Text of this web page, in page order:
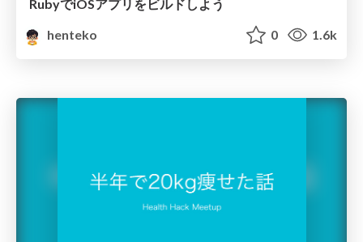
RubyでiOSアプリをビルドしよう
henteko
0 1.6k